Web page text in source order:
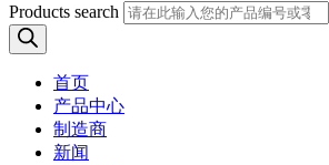
Products search
首页
产品中心
制造商
新闻